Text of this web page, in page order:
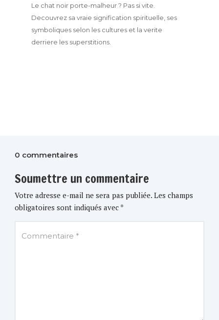
Le chat noir porte-malheur ? Pas si vite.
Decouvrez sa vraie signification spirituelle, ses
symboliques selon les cultures et la verite
derriere les superstitions.
0 commentaires
Soumettre un commentaire
Votre adresse e-mail ne sera pas publiée. Les champs
obligatoires sont indiqués avec *